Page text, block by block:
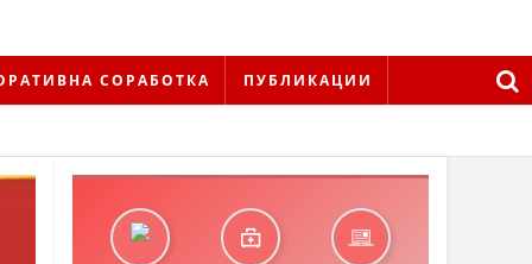
СОРАБОТКА ПУБЛИКАЦИИ